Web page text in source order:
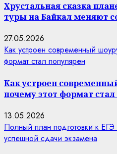
Хрустальная сказка
туры на Байкал меняют
27.05.2026
Как устроен современный
формат стал популярен
Как устроен
почему этот формат
13.05.2026
Полный план подготовки к
успешной сдачи экзамена